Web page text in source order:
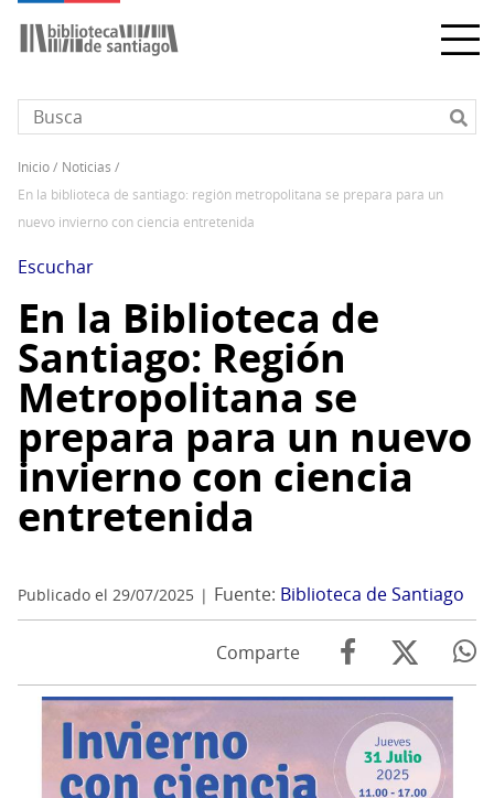
principal
Sobrescribir
enlaces
ayuda
a
la
navegación
inicio
noticias
en la biblioteca de santiago: región metropolitana se prepara para un
nuevo invierno con ciencia entretenida
Escuchar
En la Biblioteca de
Santiago: Región
Metropolitana se
prepara para un nuevo
invierno con ciencia
entretenida
Publicado el 29/07/2025 Fuente: Biblioteca de Santiago
Comparte